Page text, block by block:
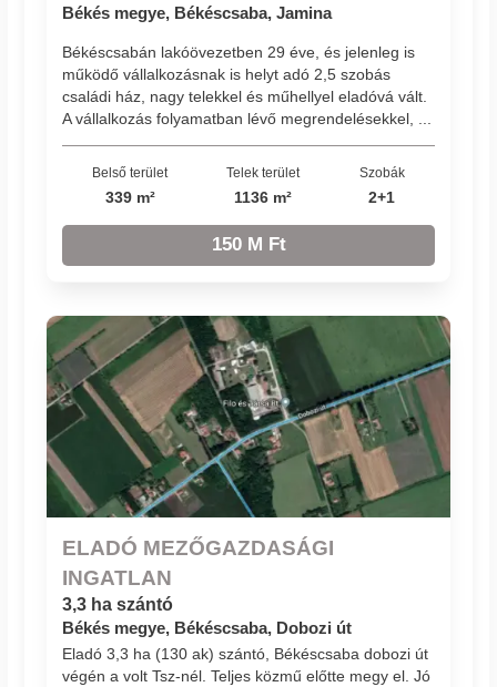
Békés megye, Békéscsaba, Jamina
Békéscsabán lakóövezetben 29 éve, és jelenleg is
működő vállalkozásnak is helyt adó 2,5 szobás
családi ház, nagy telekkel és műhellyel eladóvá vált.
A vállalkozás folyamatban lévő megrendelésekkel, ...
Belső terület
339 m²
Telek terület
1136 m²
Szobák
2+1
150 M Ft
ELADÓ MEZŐGAZDASÁGI
INGATLAN
3,3 ha szántó
Békés megye, Békéscsaba, Dobozi út
Eladó 3,3 ha (130 ak) szántó, Békéscsaba dobozi út
végén a volt Tsz-nél. Teljes közmű előtte megy el. Jó